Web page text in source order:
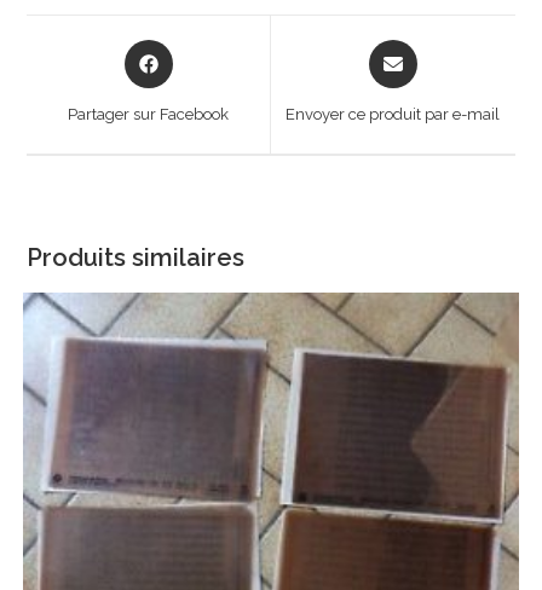
Opens
in
Partager sur Facebook
Opens
in
new
Envoyer ce produit par e-mail
Produits similaires